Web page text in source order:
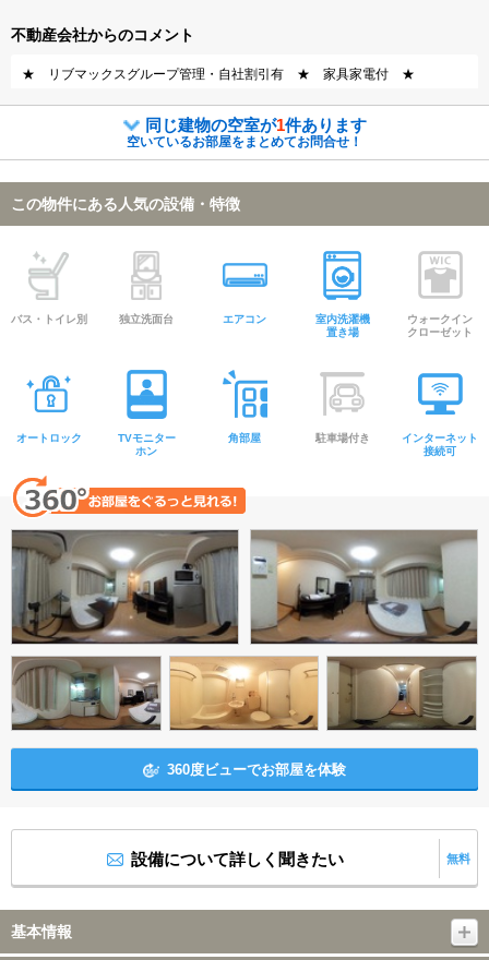
不動産会社からのコメント
★ リブマックスグループ管理・自社割引有 ★ 家具家電付 ★
同じ建物の空室が1件あります
空いているお部屋をまとめてお問合せ！
この物件にある人気の設備・特徴
バス・トイレ別 独立洗面台 エアコン
室内洗濯機
置き場
ウォークイン
クローゼット
オートロック
TVモニター
ホン
角部屋 駐車場付き
インターネット
接続可
360度ビューでお部屋を体験
設備について詳しく聞きたい 無料
基本情報